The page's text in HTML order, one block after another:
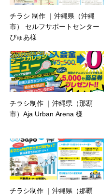
チラシ 制作 ｜沖縄県（沖縄
市） セルフサポートセンター
ぴゅあ様
チラシ制作 ｜沖縄県（那覇
市）Aja Urban Arena 様
チラシ制作 ｜沖縄県（那覇